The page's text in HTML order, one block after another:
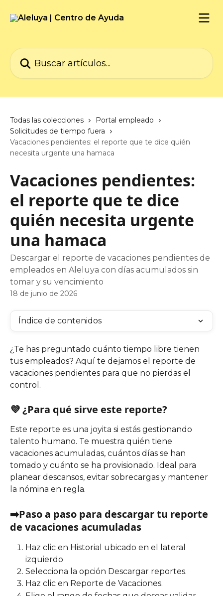
Buscar artículos...
Todas las colecciones
Portal empleado
Solicitudes de tiempo fuera
Vacaciones pendientes: el reporte que te dice quién
necesita urgente una hamaca
Vacaciones pendientes:
el reporte que te dice
quién necesita urgente
una hamaca
Descargar el reporte de vacaciones pendientes de
empleados en Aleluya con días acumulados sin
tomar y su vencimiento
18 de junio de 2026
Índice de contenidos
¿Te has preguntado cuánto tiempo libre tienen
tus empleados? Aquí te dejamos el reporte de
vacaciones pendientes para que no pierdas el
control.
💜 ¿Para qué sirve este reporte?
Este reporte es una joyita si estás gestionando
talento humano. Te muestra quién tiene
vacaciones acumuladas, cuántos días se han
tomado y cuánto se ha provisionado. Ideal para
planear descansos, evitar sobrecargas y mantener
la nómina en regla.
➡️Paso a paso para descargar tu reporte
de vacaciones acumuladas
Haz clic en Historial ubicado en el lateral
izquierdo
Selecciona la opción Descargar reportes.
Haz clic en Reporte de Vacaciones.